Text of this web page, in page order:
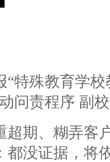
“特殊教育学
问责程序 副
超期、糊弄客
都没证据，将